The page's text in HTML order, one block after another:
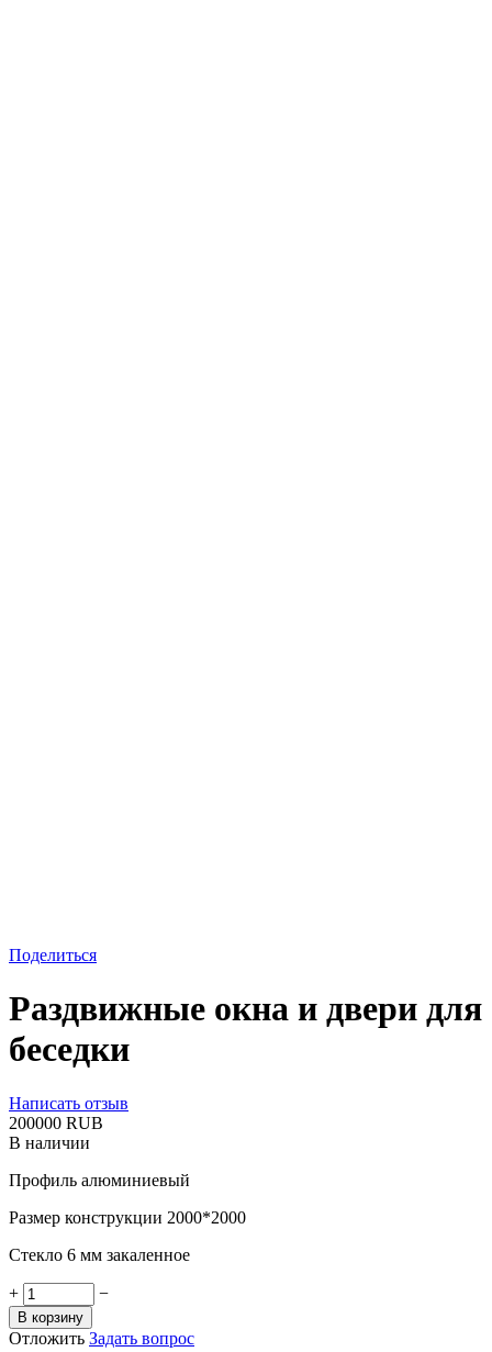
Поделиться
Раздвижные окна и двери для
беседки
Написать отзыв
‍200000‍ RUB
В наличии
Профиль алюминиевый
Размер конструкции 2000*2000
Стекло 6 мм закаленное
+ −
В корзину
Отложить Задать вопрос